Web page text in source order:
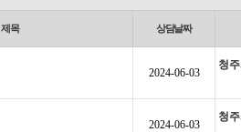
제목 상담날짜
2024-06-03
청
2024-06-03
청